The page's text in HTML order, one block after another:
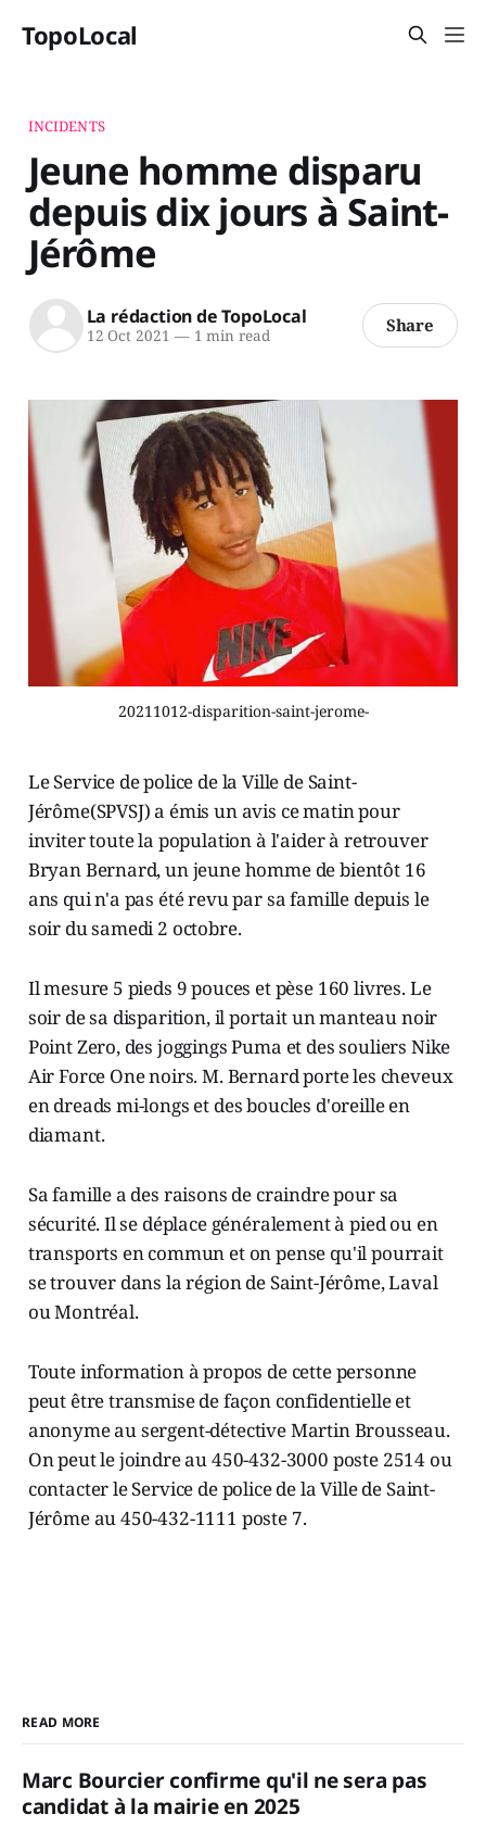
TopoLocal
INCIDENTS
Jeune homme disparu
depuis dix jours à Saint-
Jérôme
La rédaction de TopoLocal
12 Oct 2021 —1 min read Share
20211012-disparition-saint-jerome-
Le Service de police de la Ville de Saint-
Jérôme(SPVSJ) a émis un avis ce matin pour
inviter toute la population à l'aider à retrouver
Bryan Bernard, un jeune homme de bientôt 16
ans qui n'a pas été revu par sa famille depuis le
soir du samedi 2 octobre.
Il mesure 5 pieds 9 pouces et pèse 160 livres. Le
soir de sa disparition, il portait un manteau noir
Point Zero, des joggings Puma et des souliers Nike
Air Force One noirs. M. Bernard porte les cheveux
en dreads mi-longs et des boucles d'oreille en
diamant.
Sa famille a des raisons de craindre pour sa
sécurité. Il se déplace généralement à pied ou en
transports en commun et on pense qu'il pourrait
se trouver dans la région de Saint-Jérôme, Laval
ou Montréal.
Toute information à propos de cette personne
peut être transmise de façon confidentielle et
anonyme au sergent-détective Martin Brousseau.
On peut le joindre au 450-432-3000 poste 2514 ou
contacter le Service de police de la Ville de Saint-
Jérôme au 450-432-1111 poste 7.
READ MORE
Marc Bourcier confirme qu'il ne sera pas
candidat à la mairie en 2025